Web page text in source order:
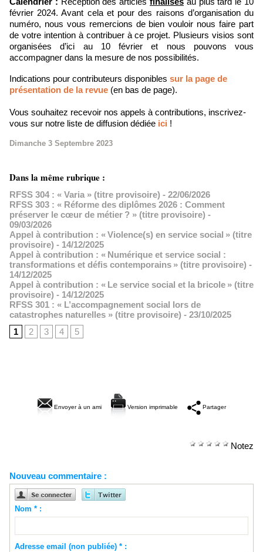
février 2024. Avant cela et pour des raisons d’organisation du
numéro, nous vous remercions de bien vouloir nous faire part
de votre intention à contribuer à ce projet. Plusieurs visios sont
organisées d’ici au 10 février et nous pouvons vous
accompagner dans la mesure de nos possibilités.
Indications pour contributeurs disponibles sur la page de
présentation de la revue (en bas de page).
Vous souhaitez recevoir nos appels à contributions, inscrivez-
vous sur notre liste de diffusion dédiée ici !
Dimanche 3 Septembre 2023
Dans la même rubrique :
RFSS 304 : « Varia » (titre provisoire) - 22/06/2026
RFSS 303 : « Réforme des diplômes 2026 : Comment
préserver le cœur de métier ? » (titre provisoire) -
09/03/2026
Appel à contribution : « Violence(s) en service social » (titre
provisoire) - 14/12/2025
Appel à contribution : « Numérique et service social :
transformations et défis contemporains » (titre provisoire) -
14/12/2025
Appel à contribution : « Le service social et la bricole » (titre
provisoire) - 14/12/2025
RFSS 301 : « L’accompagnement social lors de
catastrophes naturelles » (titre provisoire) - 23/10/2025
1
2 3 4 5
Envoyer à un ami Version imprimable Partager
Notez
Nouveau commentaire :
Nom * :
Adresse email (non publiée) * :